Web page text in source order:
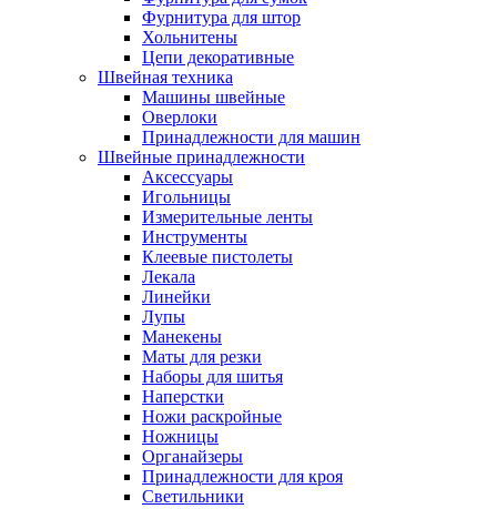
Фурнитура для штор
Хольнитены
Цепи декоративные
Швейная техника
Машины швейные
Оверлоки
Принадлежности для машин
Швейные принадлежности
Аксессуары
Игольницы
Измерительные ленты
Инструменты
Клеевые пистолеты
Лекала
Линейки
Лупы
Манекены
Маты для резки
Наборы для шитья
Наперстки
Ножи раскройные
Ножницы
Органайзеры
Принадлежности для кроя
Светильники